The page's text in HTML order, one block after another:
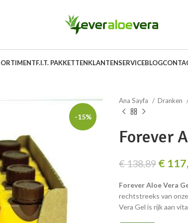
F.I.T. PAKKETTENKLANTENSERVICEBLOG
-15%
Ana Sayfa Dranken
Forever
€138,89 €
Forever Aloe Vera
rechtstreeks van
Vera Gel is rijk aan